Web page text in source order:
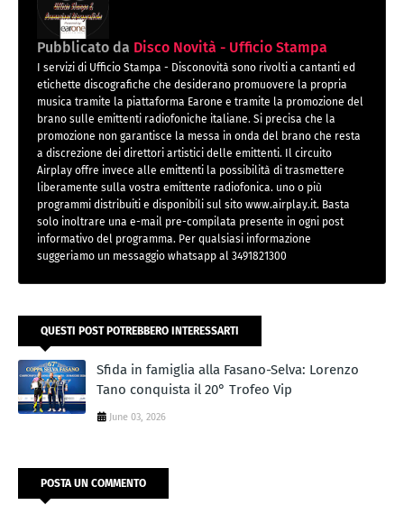
Pubblicato da Disco Novità - Ufficio Stampa
I servizi di Ufficio Stampa - Disconovità sono rivolti a cantanti ed
etichette discografiche che desiderano promuovere la propria
musica tramite la piattaforma Earone e tramite la promozione del
brano sulle emittenti radiofoniche italiane. Si precisa che la
promozione non garantisce la messa in onda del brano che resta
a discrezione dei direttori artistici delle emittenti. Il circuito
Airplay offre invece alle emittenti la possibilità di trasmettere
liberamente sulla vostra emittente radiofonica. uno o più
programmi distribuiti e disponibili sul sito www.airplay.it. Basta
solo inoltrare una e-mail pre-compilata presente in ogni post
informativo del programma. Per qualsiasi informazione
suggeriamo un messaggio whatsapp al 3491821300
QUESTI POST POTREBBERO INTERESSARTI
Sfida in famiglia alla Fasano-Selva: Lorenzo
Tano conquista il 20° Trofeo Vip
June 03, 2026
POSTA UN COMMENTO